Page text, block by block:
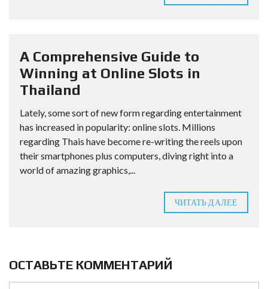
A Comprehensive Guide to
Winning at Online Slots in
Thailand
Lately, some sort of new form regarding entertainment
has increased in popularity: online slots. Millions
regarding Thais have become re-writing the reels upon
their smartphones plus computers, diving right into a
world of amazing graphics,...
ЧИТАТЬ ДАЛЕЕ
ОСТАВЬТЕ КОММЕНТАРИЙ